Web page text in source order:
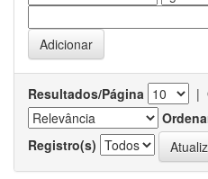
Resultados/Página |
Registro(s)